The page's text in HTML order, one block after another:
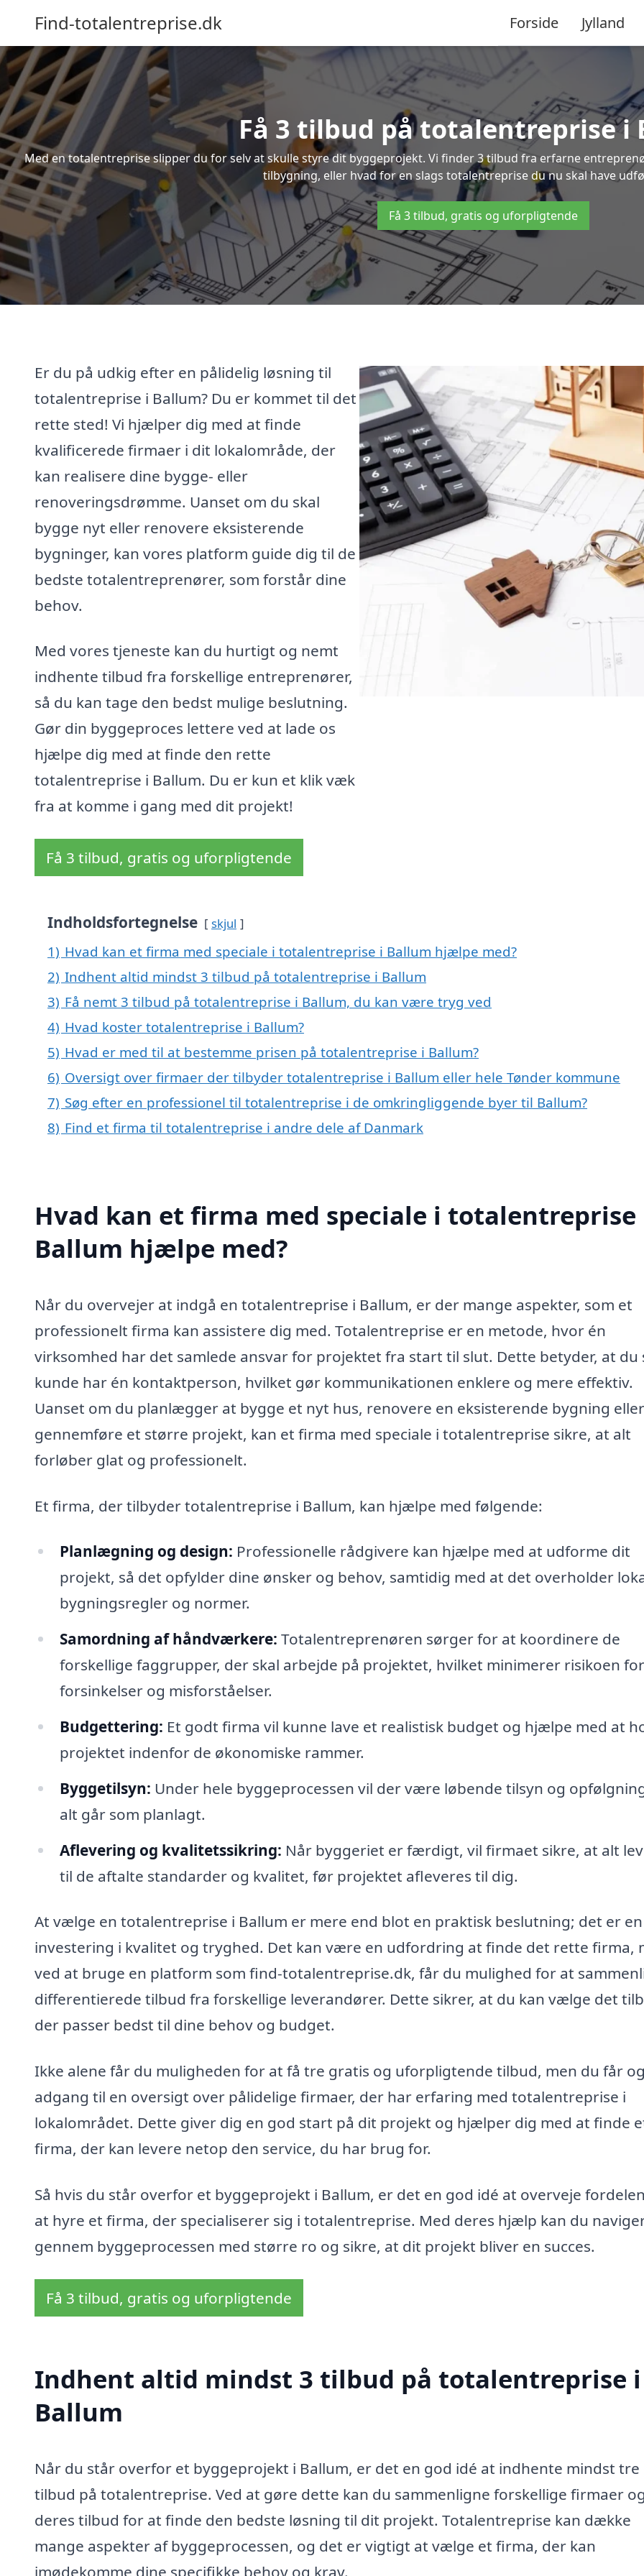
Find-totalentreprise.dk Forside Jylland
Få 3 tilbud på totalentreprise i
Med en totalentreprise slipper du for selv at skulle styre dit byggeprojekt. Vi finder 3 tilbud fra erfarne
tilbygning, eller hvad for en slags totalentreprise du nu skal have
Få 3 tilbud, gratis og uforpligtende
Er du på udkig efter en pålidelig løsning til
totalentreprise i Ballum? Du er kommet til det
rette sted! Vi hjælper dig med at finde
kvalificerede firmaer i dit lokalområde, der
kan realisere dine bygge- eller
renoveringsdrømme. Uanset om du skal
bygge nyt eller renovere eksisterende
bygninger, kan vores platform guide dig til de
bedste totalentreprenører, som forstår dine
behov.
Med vores tjeneste kan du hurtigt og nemt
indhente tilbud fra forskellige entreprenører,
så du kan tage den bedst mulige beslutning.
Gør din byggeproces lettere ved at lade os
hjælpe dig med at finde den rette
totalentreprise i Ballum. Du er kun et klik væk
fra at komme i gang med dit projekt!
Få 3 tilbud, gratis og uforpligtende
Indholdsfortegnelse skjul
1) Hvad kan et firma med speciale i totalentreprise i Ballum hjælpe med?
2) Indhent altid mindst 3 tilbud på totalentreprise i Ballum
3) Få nemt 3 tilbud på totalentreprise i Ballum, du kan være tryg ved
4) Hvad koster totalentreprise i Ballum?
5) Hvad er med til at bestemme prisen på totalentreprise i Ballum?
6) Oversigt over firmaer der tilbyder totalentreprise i Ballum eller hele Tønder kommune
7) Søg efter en professionel til totalentreprise i de omkringliggende byer til Ballum?
8) Find et firma til totalentreprise i andre dele af Danmark
Hvad kan et firma med speciale i totalentreprise
Ballum hjælpe med?
Når du overvejer at indgå en totalentreprise i Ballum, er der mange aspekter, som et
professionelt firma kan assistere dig med. Totalentreprise er en metode, hvor én
virksomhed har det samlede ansvar for projektet fra start til slut. Dette betyder, at du
kunde har én kontaktperson, hvilket gør kommunikationen enklere og mere effektiv.
Uanset om du planlægger at bygge et nyt hus, renovere en eksisterende bygning eller
gennemføre et større projekt, kan et firma med speciale i totalentreprise sikre, at alt
forløber glat og professionelt.
Et firma, der tilbyder totalentreprise i Ballum, kan hjælpe med følgende:
Planlægning og design: Professionelle rådgivere kan hjælpe med at udforme dit
projekt, så det opfylder dine ønsker og behov, samtidig med at det overholder
bygningsregler og normer.
Samordning af håndværkere: Totalentreprenøren sørger for at koordinere de
forskellige faggrupper, der skal arbejde på projektet, hvilket minimerer risikoen for
forsinkelser og misforståelser.
Budgettering: Et godt firma vil kunne lave et realistisk budget og hjælpe med at
projektet indenfor de økonomiske rammer.
Byggetilsyn: Under hele byggeprocessen vil der være løbende tilsyn og
alt går som planlagt.
Aflevering og kvalitetssikring: Når byggeriet er færdigt, vil firmaet sikre, at alt
til de aftalte standarder og kvalitet, før projektet afleveres til dig.
At vælge en totalentreprise i Ballum er mere end blot en praktisk beslutning; det er en
investering i kvalitet og tryghed. Det kan være en udfordring at finde det rette firma,
ved at bruge en platform som find-totalentreprise.dk, får du mulighed for at
differentierede tilbud fra forskellige leverandører. Dette sikrer, at du kan vælge det
der passer bedst til dine behov og budget.
Ikke alene får du muligheden for at få tre gratis og uforpligtende tilbud, men du får
adgang til en oversigt over pålidelige firmaer, der har erfaring med totalentreprise i
lokalområdet. Dette giver dig en god start på dit projekt og hjælper dig med at finde
firma, der kan levere netop den service, du har brug for.
Så hvis du står overfor et byggeprojekt i Ballum, er det en god idé at overveje
at hyre et firma, der specialiserer sig i totalentreprise. Med deres hjælp kan du
gennem byggeprocessen med større ro og sikre, at dit projekt bliver en succes.
Få 3 tilbud, gratis og uforpligtende
Indhent altid mindst 3 tilbud på totalentreprise i
Ballum
Når du står overfor et byggeprojekt i Ballum, er det en god idé at indhente mindst tre
tilbud på totalentreprise. Ved at gøre dette kan du sammenligne forskellige firmaer
deres tilbud for at finde den bedste løsning til dit projekt. Totalentreprise kan dække
mange aspekter af byggeprocessen, og det er vigtigt at vælge et firma, der kan
imødekomme dine specifikke behov og krav.